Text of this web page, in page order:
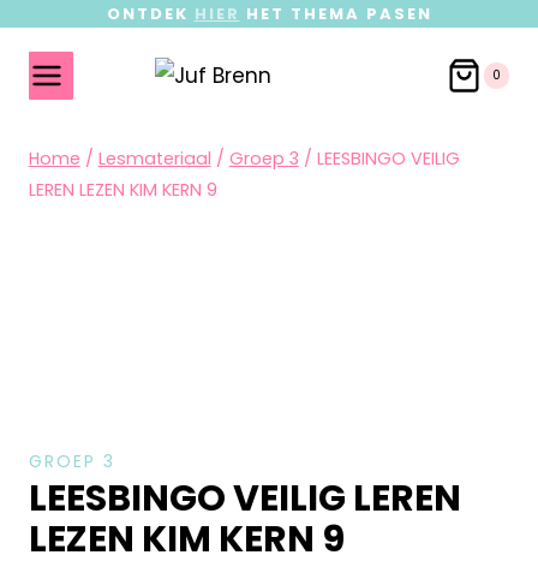
ONTDEK HIER HET THEMA PASEN
0
Home / Lesmateriaal / Groep 3 / LEESBINGO VEILIG
LEREN LEZEN KIM KERN 9
GROEP 3
LEESBINGO VEILIG LEREN
LEZEN KIM KERN 9